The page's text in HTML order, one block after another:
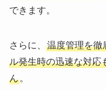
できます。
さらに、 温度管理を徹
ル発生時の迅速な対応
ん。